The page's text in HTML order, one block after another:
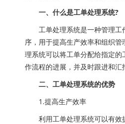
一、什么是工单处理系统?
工单处理系统是一种管理工
序，用于提高生产效率和组织
理系统可以将工单分配给指定
作流程的进展，并及时跟进和汇
二、工单处理系统的优势
1.提高生产效率
利用工单处理系统可以有效